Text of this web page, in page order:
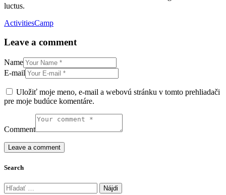
luctus.
ActivitiesCamp
Leave a comment
Name
E-mail
Uložiť moje meno, e-mail a webovú stránku v tomto prehliadači
pre moje budúce komentáre.
Comment
Search
Hľadať: